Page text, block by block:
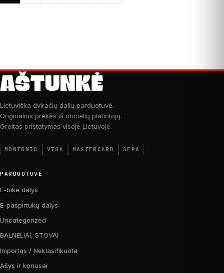
Lietuviška dviračių dalių parduotuvė.
Originalios prekės iš oficialių platintojų.
Greitas pristatymas visoje Lietuvoje.
MONTONIO VISA MASTERCARD SEPA
PARDUOTUVĖ
E-bike dalys
E-paspirtukų dalys
Uncategorized
BALNELIAI, STOVAI
Importas / Neklasifikuota
Ašys ir konusai